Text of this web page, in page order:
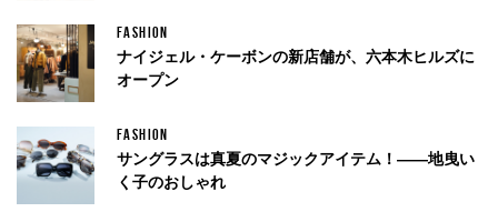
FASHION
ナイジェル・ケーボンの新店舗が、六本木ヒルズに
オープン
FASHION
サングラスは真夏のマジックアイテム！——地曳い
く子のおしゃれ